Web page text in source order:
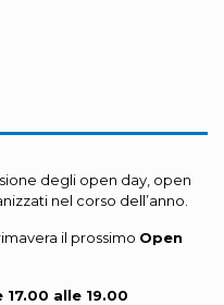
degli open day, open
nel corso dell’anno.
il prossimo Open
17.00 alle 19.00